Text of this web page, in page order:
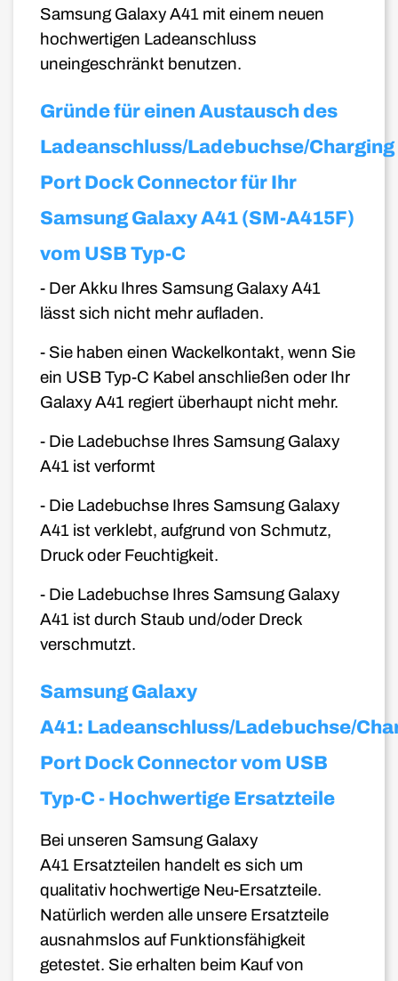
Samsung Galaxy A41 mit einem neuen
hochwertigen Ladeanschluss
uneingeschränkt benutzen.
Gründe für einen Austausch des
Ladeanschluss/Ladebuchse/Charging
Port Dock Connector für Ihr
Samsung Galaxy A41 (SM-A415F)
vom USB Typ-C
- Der Akku Ihres Samsung Galaxy A41
lässt sich nicht mehr aufladen.
- Sie haben einen Wackelkontakt, wenn Sie
ein USB Typ-C Kabel anschließen oder Ihr
Galaxy A41 regiert überhaupt nicht mehr.
- Die Ladebuchse Ihres Samsung Galaxy
A41 ist verformt
- Die Ladebuchse Ihres Samsung Galaxy
A41 ist verklebt, aufgrund von Schmutz,
Druck oder Feuchtigkeit.
- Die Ladebuchse Ihres Samsung Galaxy
A41 ist durch Staub und/oder Dreck
verschmutzt.
Samsung Galaxy
A41: Ladeanschluss/Ladebuchse/
Port Dock Connector vom USB
Typ-C - Hochwertige Ersatzteile
Bei unseren Samsung Galaxy
A41 Ersatzteilen handelt es sich um
qualitativ hochwertige Neu-Ersatzteile.
Natürlich werden alle unsere Ersatzteile
ausnahmslos auf Funktionsfähigkeit
getestet. Sie erhalten beim Kauf von